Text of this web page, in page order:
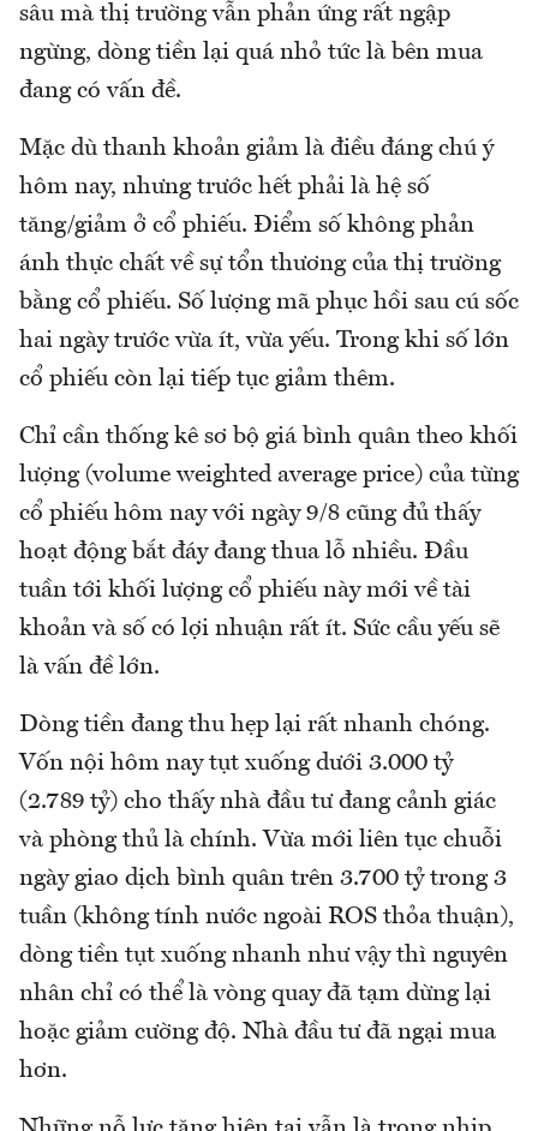
sâu mà thị trường vẫn phản ứng rất ngập
ngừng, dòng tiền lại quá nhỏ tức là bên mua
đang có vấn đề.
Mặc dù thanh khoản giảm là điều đáng chú ý
hôm nay, nhưng trước hết phải là hệ số
tăng/giảm ở cổ phiếu. Điểm số không phản
ánh thực chất về sự tổn thương của thị trường
bằng cổ phiếu. Số lượng mã phục hồi sau cú sốc
hai ngày trước vừa ít, vừa yếu. Trong khi số lớn
cổ phiếu còn lại tiếp tục giảm thêm.
Chỉ cần thống kê sơ bộ giá bình quân theo khối
lượng (volume weighted average price) của từng
cổ phiếu hôm nay với ngày 9/8 cũng đủ thấy
hoạt động bắt đáy đang thua lỗ nhiều. Đầu
tuần tới khối lượng cổ phiếu này mới về tài
khoản và số có lợi nhuận rất ít. Sức cầu yếu sẽ
là vấn đề lớn.
Dòng tiền đang thu hẹp lại rất nhanh chóng.
Vốn nội hôm nay tụt xuống dưới 3.000 tỷ
(2.789 tỷ) cho thấy nhà đầu tư đang cảnh giác
và phòng thủ là chính. Vừa mới liên tục chuỗi
ngày giao dịch bình quân trên 3.700 tỷ trong 3
tuần (không tính nước ngoài ROS thỏa thuận),
dòng tiền tụt xuống nhanh như vậy thì nguyên
nhân chỉ có thể là vòng quay đã tạm dừng lại
hoặc giảm cường độ. Nhà đầu tư đã ngại mua
hơn.